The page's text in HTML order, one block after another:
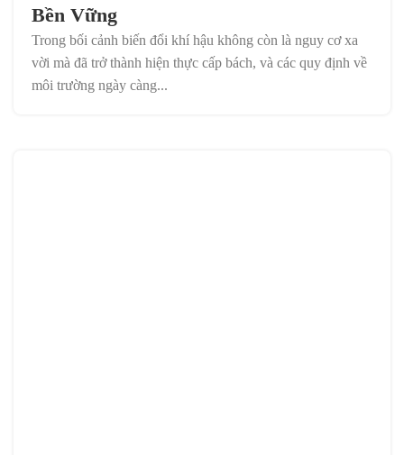
Bền Vững
Trong bối cảnh biến đổi khí hậu không còn là nguy cơ xa
vời mà đã trở thành hiện thực cấp bách, và các quy định về
môi trường ngày càng...